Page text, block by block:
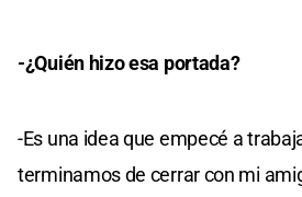
-¿Quién hizo esa portada?
-Es una idea que empecé a
terminamos de cerrar con mi